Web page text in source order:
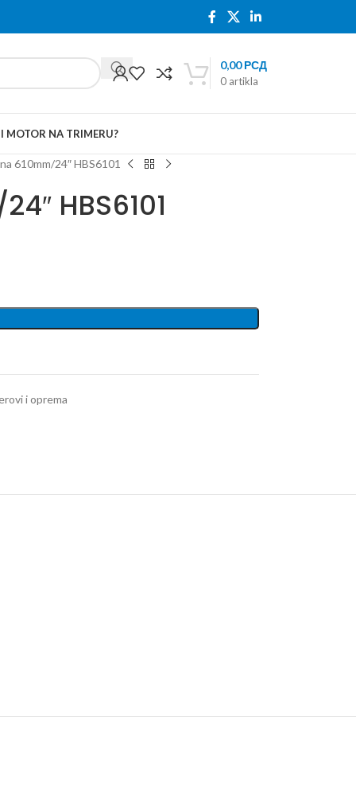
0 artikla
0,00РСД
MOTOR NA TRIMERU?
610mm/24″ HBS6101
HBS6101
i oprema